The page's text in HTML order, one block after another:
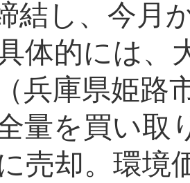
結し、今月
体的には、
兵庫県姫路
量を買い取
売却。環境